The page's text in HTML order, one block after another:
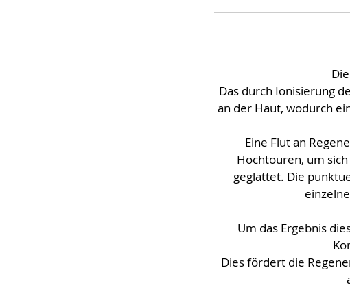
Das durch Ionisierung
an der Haut, wodurch
Eine Flut an
Hochtouren, um
geglättet. Die
Um das Ergebnis
Dies fördert die